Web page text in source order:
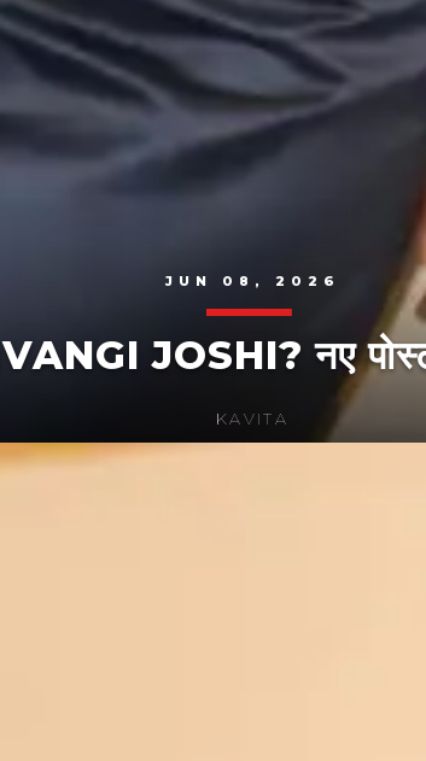
JUN 08, 2026
JOSHI? नए
KAVITA